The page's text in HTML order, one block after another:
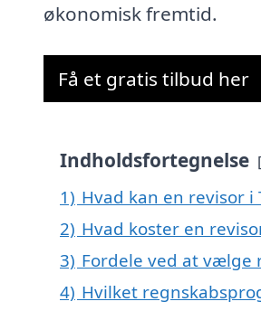
økonomisk fremtid.
Få et gratis tilbud her
Indholdsfortegnelse
1) Hvad kan en revisor
2) Hvad koster en
3) Fordele ved at vælge
4) Hvilket